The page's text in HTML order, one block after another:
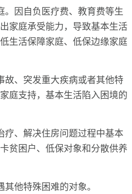
。因自负医疗费、教育费等生
家庭承受能力，导致基本生活
生活保障家庭、低保边缘家庭
故、突发重大疾病或者其他特
庭支持，基本生活陷入困境的
疗、解决住房问题过程中基本
贫困户、低保对象和分散供养
他特殊困难的对象。